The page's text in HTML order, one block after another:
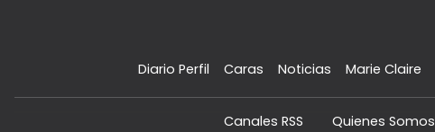
Diario Perfil Caras Noticias Marie Claire
Canales RSS Quienes Somos